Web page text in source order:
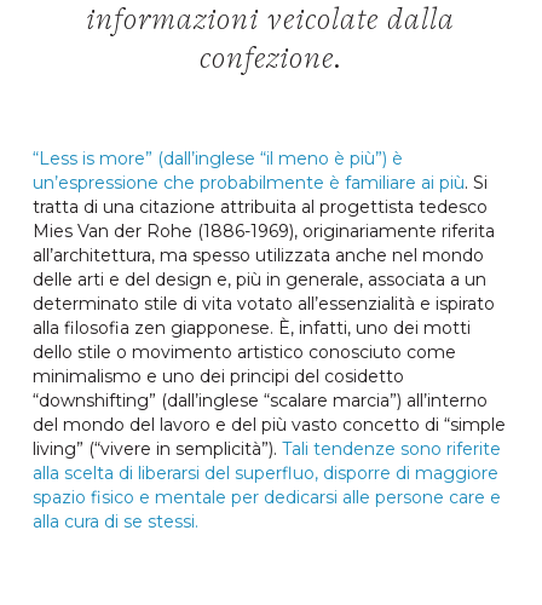
informazioni veicolate dalla
confezione.
“Less is more” (dall’inglese “il meno è più”) è
un’espressione che probabilmente è familiare ai più. Si
tratta di una citazione attribuita al progettista tedesco
Mies Van der Rohe (1886-1969), originariamente riferita
all’architettura, ma spesso utilizzata anche nel mondo
delle arti e del design e, più in generale, associata a un
determinato stile di vita votato all’essenzialità e ispirato
alla filosofia zen giapponese. È, infatti, uno dei motti
dello stile o movimento artistico conosciuto come
minimalismo e uno dei principi del cosidetto
“downshifting” (dall’inglese “scalare marcia”) all’interno
del mondo del lavoro e del più vasto concetto di “simple
living” (“vivere in semplicità”). Tali tendenze sono riferite
alla scelta di liberarsi del superfluo, disporre di maggiore
spazio fisico e mentale per dedicarsi alle persone care e
alla cura di se stessi.